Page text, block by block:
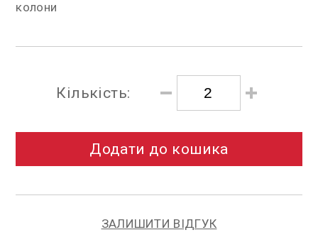
колони
Кількість:
Додати до кошика
ЗАЛИШИТИ ВІДГУК